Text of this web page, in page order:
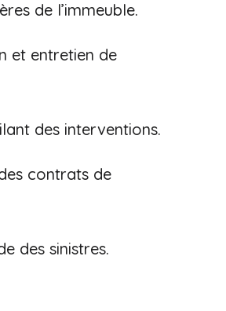
de l’immeuble.
et entretien de
des interventions.
contrats de
des sinistres.